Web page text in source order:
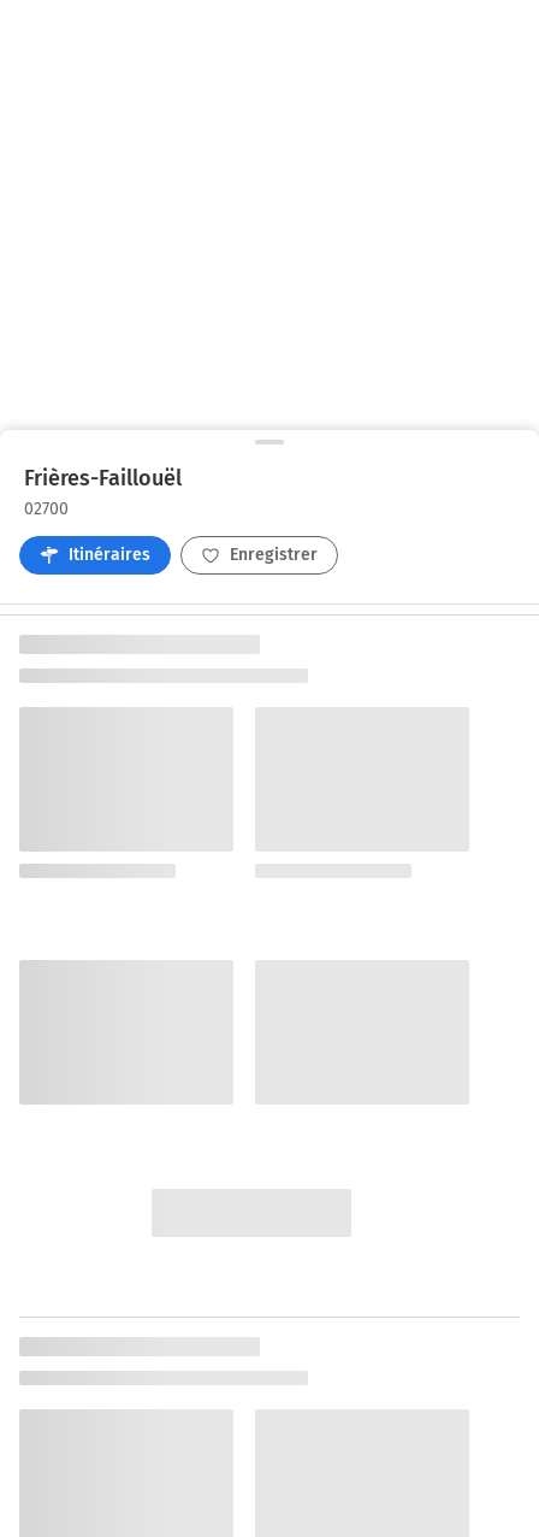
Frières-Faillouël
02700
Itinéraires Enregistrer